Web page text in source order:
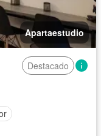
Apartaestudio
Destacado